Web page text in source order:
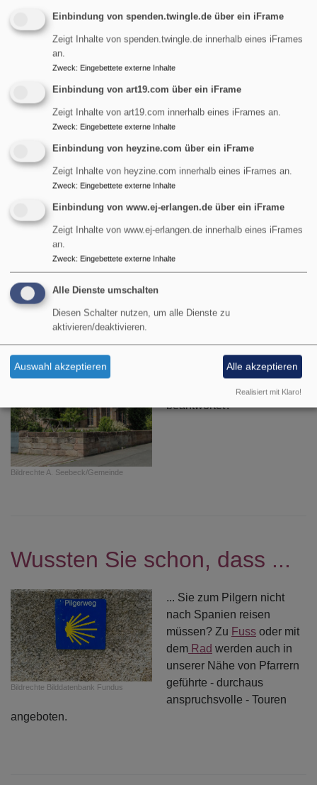
vorbereitet wird. .
Ebenfalls können Sie an beiden Tagen einen Kurzfilm über
unsere Kirche in unserer Kirche sehen: Am Samstag von
15-15.30 Uhr, am Sonntag von 15.30 -16 Uhr.
Am Sonntag spielt um 14.30 Uhr unser Posaunenchor.
Wussten Sie, dass ...
Bildrechte A. Seebeck/Gemeinde
... abPfingsten bis zum
Mitglied vom
dort anwesend ist
und gerne Ihre Fragen rund
um unsere Kirche
beantwortet?
Wussten Sie schon, dass ...
Bildrechte Bilddatenbank Fundus
... Sie zum Pilgern nicht
nach Spanien reisen
müssen? Zu Fuss oder mit
dem Rad werden auch in
unserer Nähe von Pfarrern
geführte - durchaus
anspruchsvolle - Touren
angeboten.
Einbindung von spenden.twingle.de über ein iFrame
Zeigt Inhalte von spenden.twingle.de innerhalb eines iFrames
an.
Zweck: Eingebettete externe Inhalte
Einbindung von art19.com über ein iFrame
Zeigt Inhalte von art19.com innerhalb eines iFrames an.
Zweck: Eingebettete externe Inhalte
Einbindung von heyzine.com über ein iFrame
Zeigt Inhalte von heyzine.com innerhalb eines iFrames an.
Zweck: Eingebettete externe Inhalte
Einbindung von www.ej-erlangen.de über ein iFrame
Zeigt Inhalte von www.ej-erlangen.de innerhalb eines iFrames
an.
Zweck: Eingebettete externe Inhalte
Alle Dienste umschalten
Diesen Schalter nutzen, um alle Dienste zu
aktivieren/deaktivieren.
Auswahl akzeptieren Alle akzeptieren
Realisiert mit Klaro!